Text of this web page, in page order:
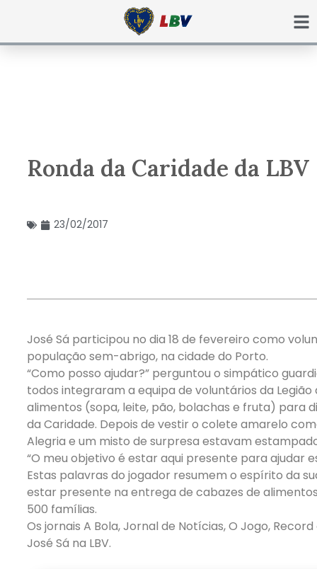
Ronda da Caridade da LBV
23/02/2017
José Sá participou no dia 18 de fevereiro como
população sem-abrigo, na cidade do Porto.
“Como posso ajudar?” perguntou o simpático
todos integraram a equipa de voluntários da
alimentos (sopa, leite, pão, bolachas e fruta) para
da Caridade. Depois de vestir o colete amarelo
Alegria e um misto de surpresa estavam
“O meu objetivo é estar aqui presente para ajudar
Estas palavras do jogador resumem o espírito da
estar presente na entrega de cabazes de
500 famílias.
Os jornais A Bola, Jornal de Notícias, O Jogo,
José Sá na LBV.